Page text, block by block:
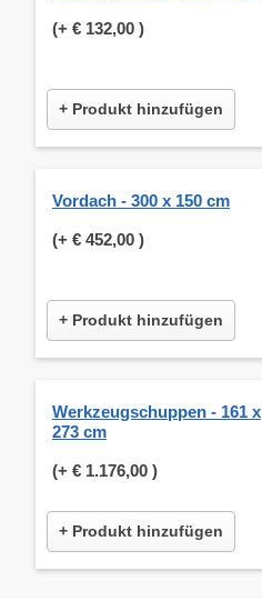
(+ € 132,00 )
+ Produkt hinzufügen
Vordach - 300 x 150 cm
(+ € 452,00 )
+ Produkt hinzufügen
Werkzeugschuppen - 161 x
273 cm
(+ € 1.176,00 )
+ Produkt hinzufügen